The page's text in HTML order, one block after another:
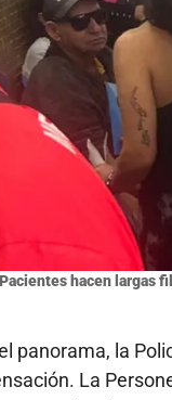
Pacientes hacen largas
panorama, la
La